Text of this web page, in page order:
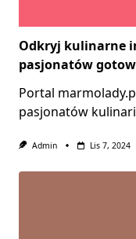
Odkryj kulinarne
pasjonatów
Portal
pasjonatów
Admin Lis 7, 2024